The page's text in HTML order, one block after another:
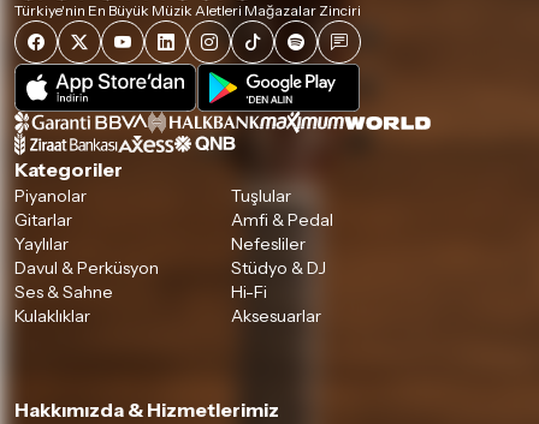
Türkiye'nin En Büyük Müzik Aletleri Mağazalar Zinciri
Kategoriler
Piyanolar
Tuşlular
Gitarlar
Amfi & Pedal
Yaylılar
Nefesliler
Davul & Perküsyon
Stüdyo & DJ
Ses & Sahne
Hi-Fi
Kulaklıklar
Aksesuarlar
Hakkımızda & Hizmetlerimiz